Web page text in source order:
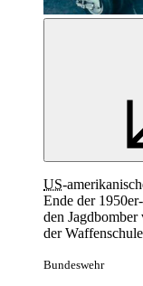
US-
Ende der
den
der
Bundeswehr